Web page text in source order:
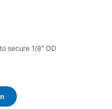
secure 1/8" OD